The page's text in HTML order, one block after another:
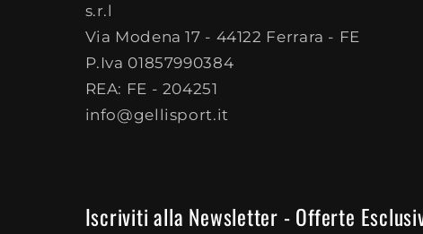
s.r.l
Via Modena 17 - 44122 Ferrara - FE
P.Iva 01857990384
REA: FE - 204251
info@gellisport.it
Iscriviti alla Newsletter - Offerte